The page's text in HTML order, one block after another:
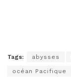
Tags: abysses
océan Pacifique